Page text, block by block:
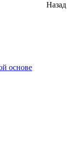
Назад
основе